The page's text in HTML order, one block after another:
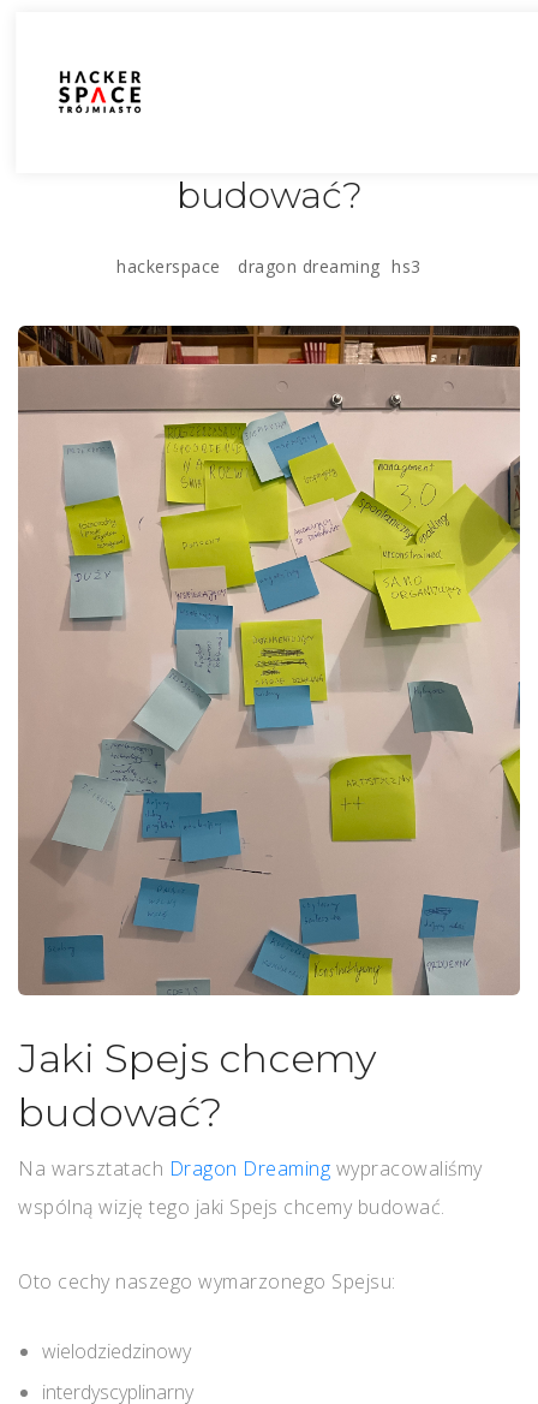
budować?
hackerspace dragon dreaming hs3
Jaki Spejs chcemy
budować?
Na warsztatach Dragon Dreaming wypracowaliśmy
wspólną wizję tego jaki Spejs chcemy budować.
Oto cechy naszego wymarzonego Spejsu:
wielodziedzinowy
interdyscyplinarny